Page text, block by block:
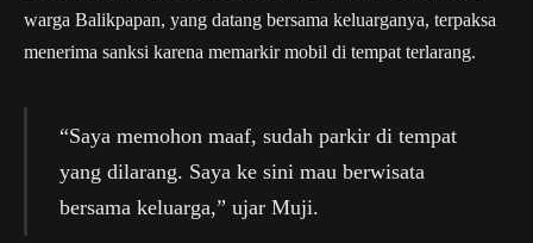
warga Balikpapan, yang datang bersama keluarganya, terpaksa
menerima sanksi karena memarkir mobil di tempat terlarang.
“Saya memohon maaf, sudah parkir di tempat
yang dilarang. Saya ke sini mau berwisata
bersama keluarga,” ujar Muji.